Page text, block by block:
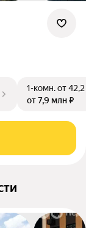
1-комн.от
от 7,9 млн ₽